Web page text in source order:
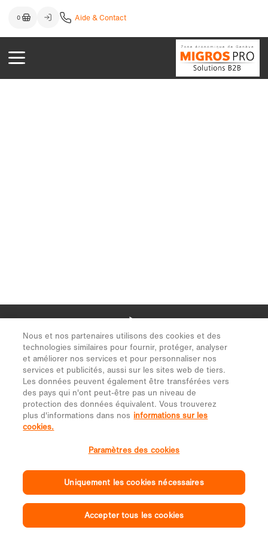
Nous et nos partenaires utilisons des cookies et des
technologies similaires pour fournir, protéger, analyser
et améliorer nos services et pour personnaliser nos
services et publicités, aussi sur les sites web de tiers.
Les données peuvent également être transférées vers
des pays qui n'ont peut-être pas un niveau de
protection des données équivalent. Vous trouverez
plus d'informations dans nos informations sur les
cookies.
Paramètres des cookies
Uniquement les cookies nécessaires
Accepter tous les cookies